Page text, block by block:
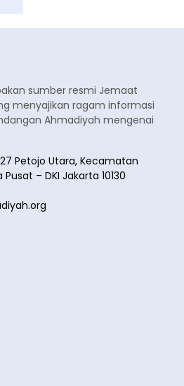
sumber resmi Jemaat
menyajikan ragam informasi
Ahmadiyah mengenai
27 Petojo Utara, Kecamatan
– DKI Jakarta 10130